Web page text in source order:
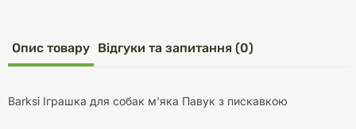
Опис товару Відгуки та запитання (0)
Barksi Іграшка для собак м'яка Павук з пискавкою